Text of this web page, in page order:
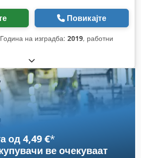
Повикајте
на изградба: 2019, работни
од 4,49 €*
ве очекуваат